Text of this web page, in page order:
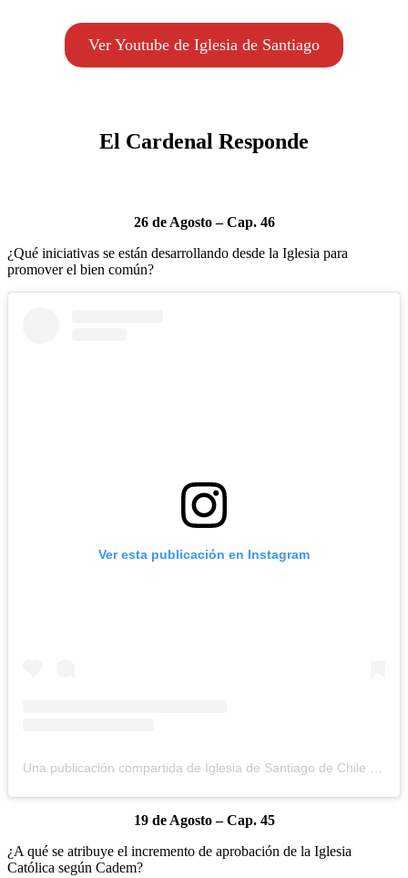
Ver Youtube de Iglesia de Santiago
El Cardenal Responde
26 de Agosto – Cap. 46
¿Qué iniciativas se están desarrollando desde la Iglesia para
promover el bien común?
Ver esta publicación en Instagram
19 de Agosto – Cap. 45
¿A qué se atribuye el incremento de aprobación de la Iglesia
Católica según Cadem?